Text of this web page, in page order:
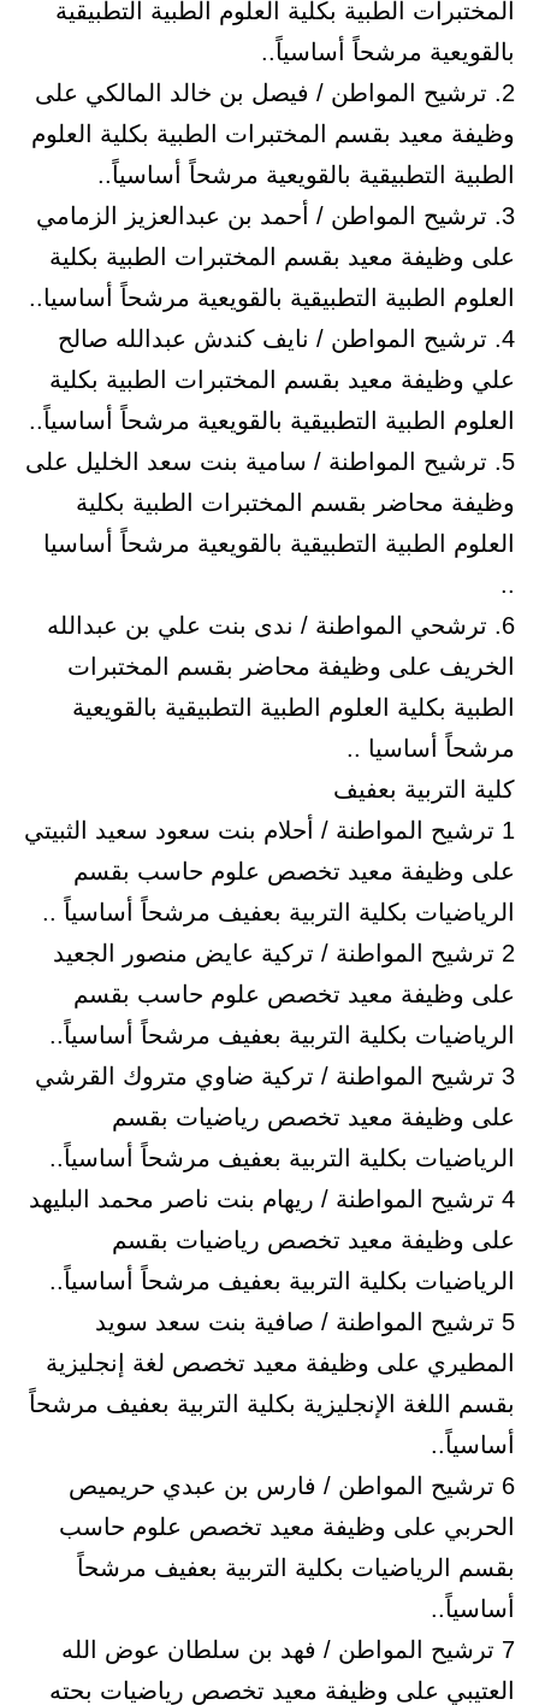
المختبرات الطبية بكلية العلوم الطبية التطبيقية
بالقويعية مرشحاً أساسياً..
2. ترشيح المواطن / فيصل بن خالد المالكي على
وظيفة معيد بقسم المختبرات الطبية بكلية العلوم
الطبية التطبيقية بالقويعية مرشحاً أساسياً..
3. ترشيح المواطن / أحمد بن عبدالعزيز الزمامي
على وظيفة معيد بقسم المختبرات الطبية بكلية
العلوم الطبية التطبيقية بالقويعية مرشحاً أساسيا..
4. ترشيح المواطن / نايف كندش عبدالله صالح
علي وظيفة معيد بقسم المختبرات الطبية بكلية
العلوم الطبية التطبيقية بالقويعية مرشحاً أساسياً..
5. ترشيح المواطنة / سامية بنت سعد الخليل على
وظيفة محاضر بقسم المختبرات الطبية بكلية
العلوم الطبية التطبيقية بالقويعية مرشحاً أساسيا
..
6. ترشحي المواطنة / ندى بنت علي بن عبدالله
الخريف على وظيفة محاضر بقسم المختبرات
الطبية بكلية العلوم الطبية التطبيقية بالقويعية
مرشحاً أساسيا ..
كلية التربية بعفيف
1 ترشيح المواطنة / أحلام بنت سعود سعيد الثبيتي
على وظيفة معيد تخصص علوم حاسب بقسم
الرياضيات بكلية التربية بعفيف مرشحاً أساسياً ..
2 ترشيح المواطنة / تركية عايض منصور الجعيد
على وظيفة معيد تخصص علوم حاسب بقسم
الرياضيات بكلية التربية بعفيف مرشحاً أساسياً..
3 ترشيح المواطنة / تركية ضاوي متروك القرشي
على وظيفة معيد تخصص رياضيات بقسم
الرياضيات بكلية التربية بعفيف مرشحاً أساسياً..
4 ترشيح المواطنة / ريهام بنت ناصر محمد البليهد
على وظيفة معيد تخصص رياضيات بقسم
الرياضيات بكلية التربية بعفيف مرشحاً أساسياً..
5 ترشيح المواطنة / صافية بنت سعد سويد
المطيري على وظيفة معيد تخصص لغة إنجليزية
بقسم اللغة الإنجليزية بكلية التربية بعفيف مرشحاً
أساسياً..
6 ترشيح المواطن / فارس بن عبدي حريميص
الحربي على وظيفة معيد تخصص علوم حاسب
بقسم الرياضيات بكلية التربية بعفيف مرشحاً
أساسياً..
7 ترشيح المواطن / فهد بن سلطان عوض الله
العتيبي على وظيفة معيد تخصص رياضيات بحته